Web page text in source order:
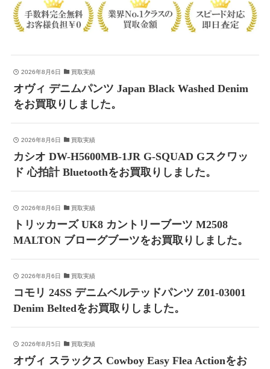
2026年8月6日 買取実績
オヴィ デニムパンツ Japan Black Washed Denim
をお買取りしました。
2026年8月6日 買取実績
カシオ DW-H5600MB-1JR G-SQUAD Gスクワッ
ド 心拍計 Bluetoothをお買取りしました。
2026年8月6日 買取実績
トリッカーズ UK8 カントリーブーツ M2508
MALTON ブローグブーツをお買取りしました。
2026年8月6日 買取実績
コモリ 24SS デニムベルテッドパンツ Z01-03001
Denim Beltedをお買取りしました。
2026年8月5日 買取実績
オヴィ スラックス Cowboy Easy Flea Actionをお